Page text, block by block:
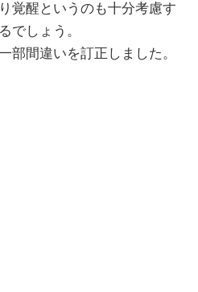
覚醒というのも十分考慮す
でしょう。
部間違いを訂正しました。